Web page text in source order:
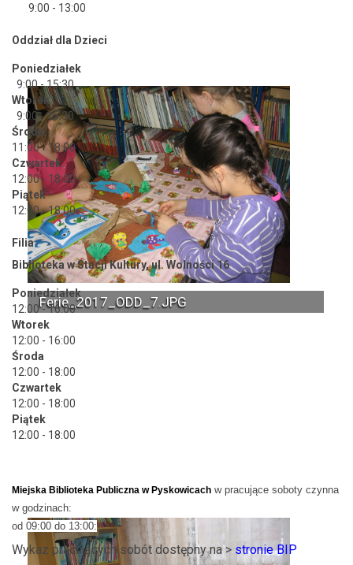
Ferie_2017_ODD_7.JPG
9:00 - 13:00
Oddział dla Dzieci
Poniedziałek
9:00 - 15:30
Wtorek
9:00 - 15:30
Środa
11:00 - 18:00
Czwartek
12:00 - 18:00
Piątek
12:00 - 18:00
Filia
Biblioteka w Stacji Kultury, ul. Wolności 16
Poniedziałek
12:00 - 16:00
Wtorek
12:00 - 16:00
Środa
12:00 - 18:00
Czwartek
12:00 - 18:00
Piątek
12:00 - 18:00
Miejska Biblioteka Publiczna w Pyskowicach w pracujące soboty czynna
w godzinach:
od 09:00 do 13:00:
Wykaz pracujących sobót dostępny na > stronie BIP